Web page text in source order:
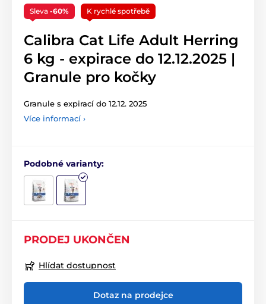
Sleva -60% K rychlé spotřebě
Calibra Cat Life Adult Herring
6 kg - expirace do 12.12.2025 |
Granule pro kočky
Granule s expirací do 12.12. 2025
Více informací ›
Podobné varianty:
PRODEJ UKONČEN
Hlídat dostupnost
Dotaz na prodejce